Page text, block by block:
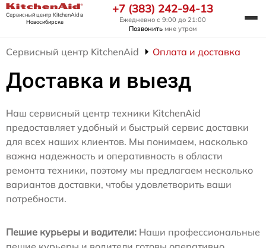
Сервисный центр KitchenAidв
Новосибирске
+7 (383) 242-94-13
Ежедневно с 9:00 до 21:00
Позвонить мне утром
Сервисный центр KitchenAid Оплата и доставка
Доставка и выезд
Наш сервисный центр техники KitchenAid
предоставляет удобный и быстрый сервис доставки
для всех наших клиентов. Мы понимаем, насколько
важна надежность и оперативность в области
ремонта техники, поэтому мы предлагаем несколько
вариантов доставки, чтобы удовлетворить ваши
потребности.
Пешие курьеры и водители: Наши профессиональные